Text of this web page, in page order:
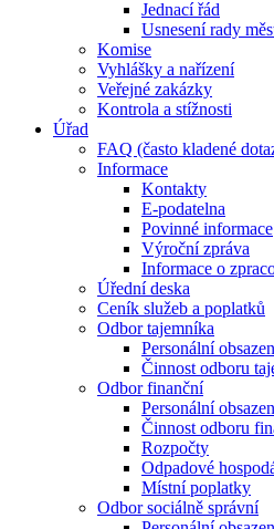
Jednací řád
Usnesení rady
Komise
Vyhlášky a nařízení
Veřejné zakázky
Kontrola a stížnosti
Úřad
FAQ (často kladené
Informace
Kontakty
E-podatelna
Povinné informace
Výroční zpráva
Informace o
Úřední deska
Ceník služeb a poplatků
Odbor tajemníka
Personální
Činnost odboru
Odbor finanční
Personální
Činnost odboru
Rozpočty
Odpadové
Místní poplatky
Odbor sociálně správní